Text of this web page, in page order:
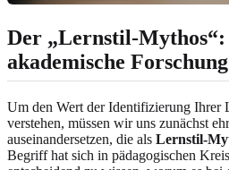
Der „Lernstil-Mythos“:
akademische
Um den Wert der Identifizierung Ihrer
verstehen, müssen wir uns zunächst
auseinandersetzen, die als Lernstil-
Begriff hat sich in pädagogischen